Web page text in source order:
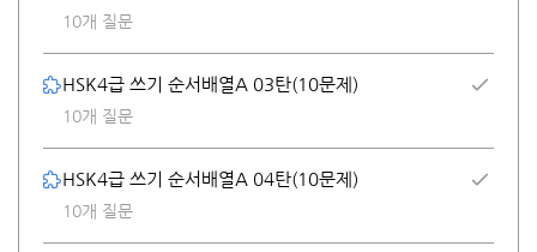
10개 질문
HSK4급 쓰기 순서배열A 03탄(10문제)
10개 질문
HSK4급 쓰기 순서배열A 04탄(10문제)
10개 질문